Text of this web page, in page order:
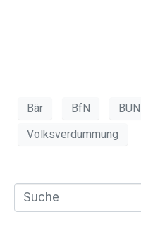
Bär BfN
Volksverdummung